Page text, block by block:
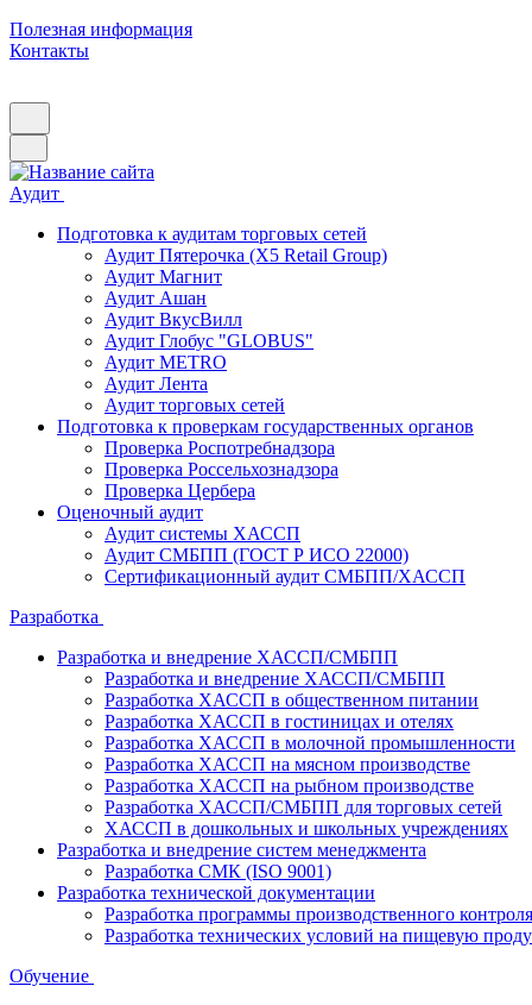
Полезная информация
Контакты
Аудит
Подготовка к аудитам торговых сетей
Аудит Пятерочка (X5 Retail Group)
Аудит Магнит
Аудит Ашан
Аудит ВкусВилл
Аудит Глобус "GLOBUS"
Аудит METRO
Аудит Лента
Аудит торговых сетей
Подготовка к проверкам государственных органов
Проверка Роспотребнадзора
Проверка Россельхознадзора
Проверка Цербера
Оценочный аудит
Аудит системы ХАССП
Аудит СМБПП (ГОСТ Р ИСО 22000)
Сертификационный аудит СМБПП/ХАССП
Разработка
Разработка и внедрение ХАССП/СМБПП
Разработка и внедрение ХАССП/СМБПП
Разработка ХАССП в общественном питании
Разработка ХАССП в гостиницах и отелях
Разработка ХАССП в молочной промышленности
Разработка ХАССП на мясном производстве
Разработка ХАССП на рыбном производстве
Разработка ХАССП/СМБПП для торговых сетей
ХАССП в дошкольных и школьных учреждениях
Разработка и внедрение систем менеджмента
Разработка СМК (ISO 9001)
Разработка технической документации
Разработка программы производственного
Разработка технических условий на пищевую
Обучение